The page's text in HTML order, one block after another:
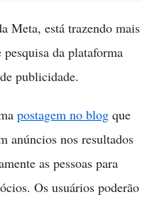
Meta, está trazendo mais
da plataforma
publicidade.
postagem no blog que
anúncios nos resultados
as pessoas para
Os usuários poderão